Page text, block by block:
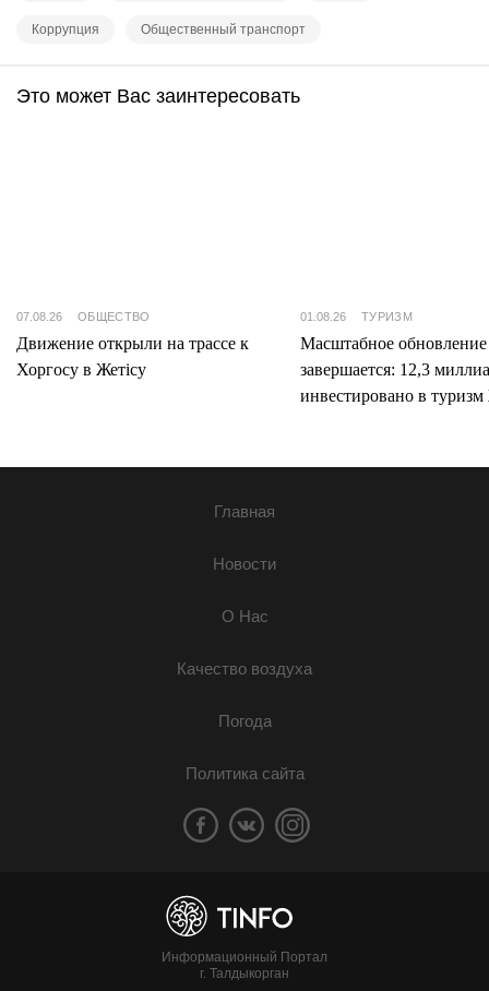
Коррупция Общественный транспорт
Это может Вас заинтересовать
07.08.26 ОБЩЕСТВО
Движение открыли на трассе к
Хоргосу в Жетісу
01.08.26 ТУРИЗМ
Масштабное
завершается: 12,3
инвестировано в туризм
Главная
Новости
О Нас
Качество воздуха
Погода
Политика сайта
Информационный Портал
г. Талдыкорган